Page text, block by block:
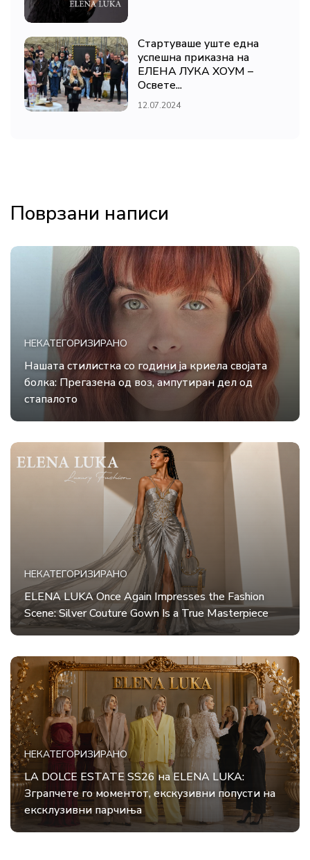
Стартуваше уште една
успешна приказна на
ЕЛЕНА ЛУКА ХОУМ –
Освете...
12.07.2024
Поврзани написи
НЕКАТЕГОРИЗИРАНО
Нашата стилистка со години ја криела својата
болка: Прегазена од воз, ампутиран дел од
стапалото
НЕКАТЕГОРИЗИРАНО
ELENA LUKA Once Again Impresses the Fashion
Scene: Silver Couture Gown Is a True Masterpiece
НЕКАТЕГОРИЗИРАНО
LA DOLCE ESTATE SS26 на ELENA LUKA:
Зграпчете го моментот, екскузивни попусти на
ексклузивни парчиња